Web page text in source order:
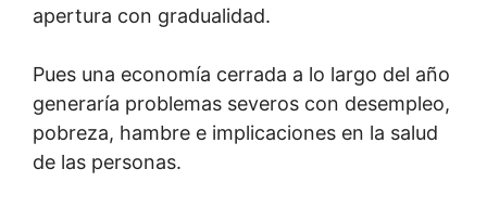
apertura con gradualidad.
Pues una economía cerrada a lo largo del año
generaría problemas severos con desempleo,
pobreza, hambre e implicaciones en la salud
de las personas.